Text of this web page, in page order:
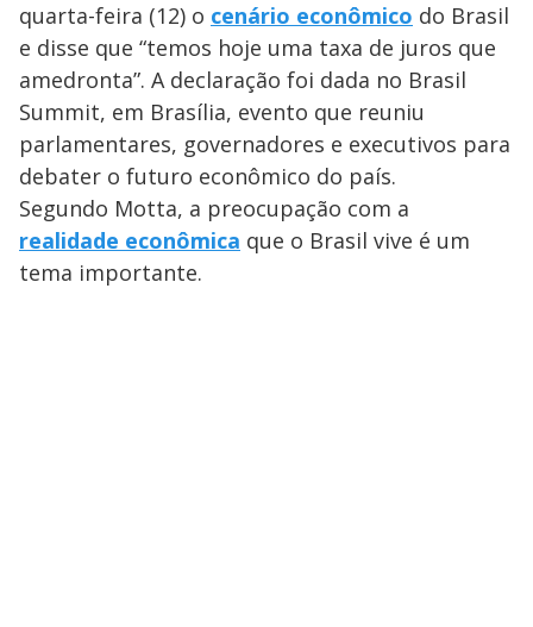
quarta-feira (12) o cenário econômico do Brasil
e disse que “temos hoje uma taxa de juros que
amedronta”. A declaração foi dada no Brasil
Summit, em Brasília, evento que reuniu
parlamentares, governadores e executivos para
debater o futuro econômico do país.
Segundo Motta, a preocupação com a
realidade econômica que o Brasil vive é um
tema importante.